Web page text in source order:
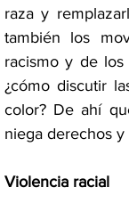
raza y
también los
racismo y de los
¿cómo discutir
color? De ahí
niega derechos
Violencia racial